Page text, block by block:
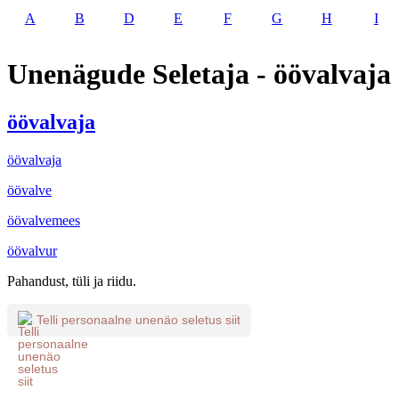
A B D E F G H I
Unenägude Seletaja - öövalvaja
öövalvaja
öövalvaja
öövalve
öövalvemees
öövalvur
Pahandust, tüli ja riidu.
Telli personaalne unenäo seletus siit